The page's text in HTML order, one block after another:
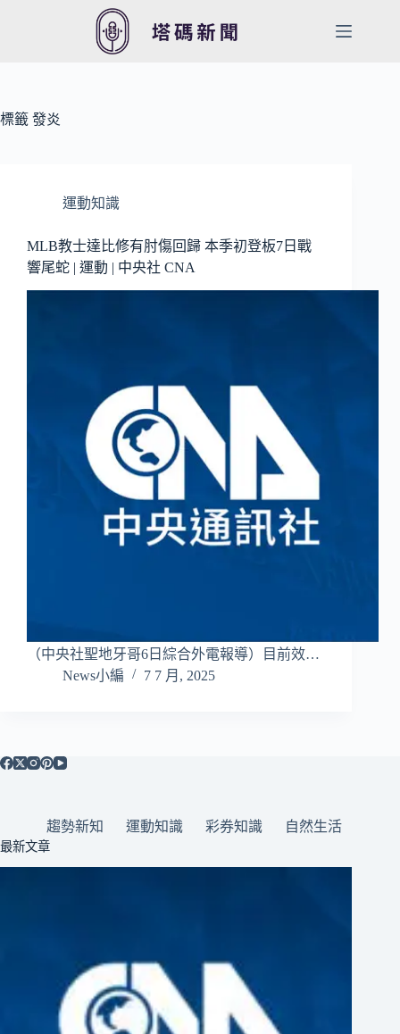
容
標籤 發炎
運動知識
MLB教士達比修有肘傷回歸 本季初登板7日戰
響尾蛇 | 運動 | 中央社 CNA
（中央社聖地牙哥6日綜合外電報導）目前效…
News小編
7 7 月, 2025
趨勢新知 運動知識 彩券知識 自然生活
最新文章